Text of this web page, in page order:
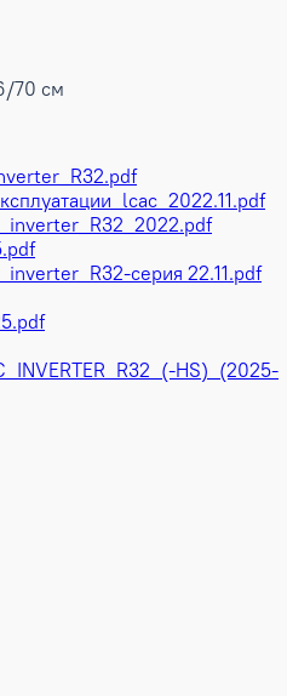
70 см
серия 22.11.pdf
HS)_(2025-